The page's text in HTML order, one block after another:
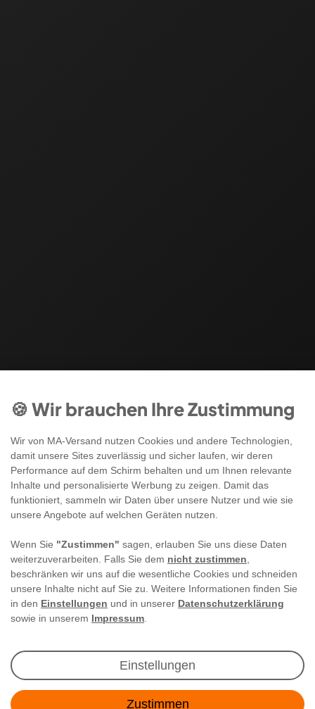
🍪 Wir brauchen Ihre Zustimmung
Wir von MA-Versand nutzen Cookies und andere Technologien,
damit unsere Sites zuverlässig und sicher laufen, wir deren
Performance auf dem Schirm behalten und um Ihnen relevante
Inhalte und personalisierte Werbung zu zeigen. Damit das
funktioniert, sammeln wir Daten über unsere Nutzer und wie sie
unsere Angebote auf welchen Geräten nutzen.
Wenn Sie "Zustimmen" sagen, erlauben Sie uns diese Daten
weiterzuverarbeiten. Falls Sie dem nicht zustimmen
beschränken wir uns auf die wesentliche Cookies und schneiden
unsere Inhalte nicht auf Sie zu. Weitere Informationen finden Sie
in den Einstellungen und in unserer Datenschutzerklärung
sowie in unserem Impressum
Einstellungen
Zustimmen
Newsletter Anmeldung
Angebote & Rabatte per E-Mail erhalten - Geld
sparen war noch nie so einfach!